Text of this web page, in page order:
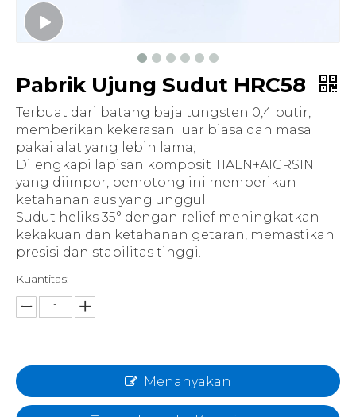
Pabrik Ujung Sudut HRC58
Terbuat dari batang baja tungsten 0,4 butir,
memberikan kekerasan luar biasa dan masa
pakai alat yang lebih lama;
Dilengkapi lapisan komposit TIALN+AICRSIN
yang diimpor, pemotong ini memberikan
ketahanan aus yang unggul;
Sudut heliks 35° dengan relief meningkatkan
kekakuan dan ketahanan getaran, memastikan
presisi dan stabilitas tinggi.
Kuantitas:
Menanyakan